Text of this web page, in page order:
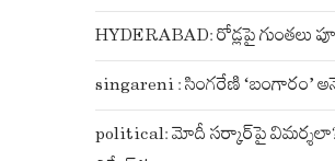
HYDERABAD: రోడ్లపై గుంతలు
singareni : సింగరేణి ‘బంగారం’
political: మోదీ సర్కార్‌పై